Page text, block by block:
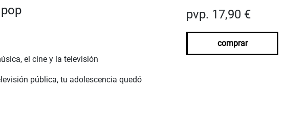
el cine y la televisión
pública, tu adolescencia quedó
pvp. 17,90 €
comprar